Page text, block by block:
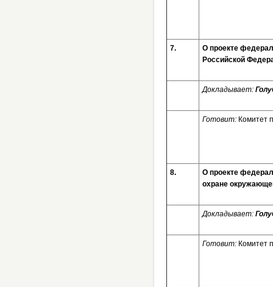
7.
О проекте
Российской
Докладывает:
Готовит: Комитет
8.
О проекте
охране
Докладывает:
Готовит: Комитет